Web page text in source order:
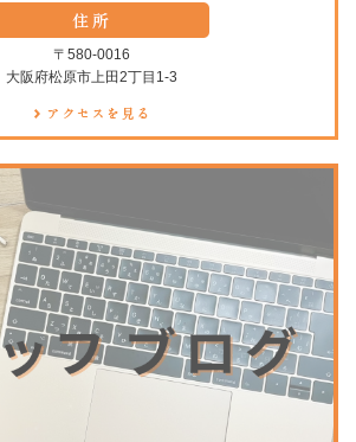
〒580-0016
大阪府松原市上田2丁目1-3